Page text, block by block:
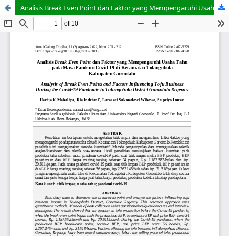
Analisis Break Even Point dan Faktor yang Mempengaruhi Usaha Tahu pada Masa Pandemi Covid-19 di Kecamatan Tolangohula Kabupaten Gorontalo